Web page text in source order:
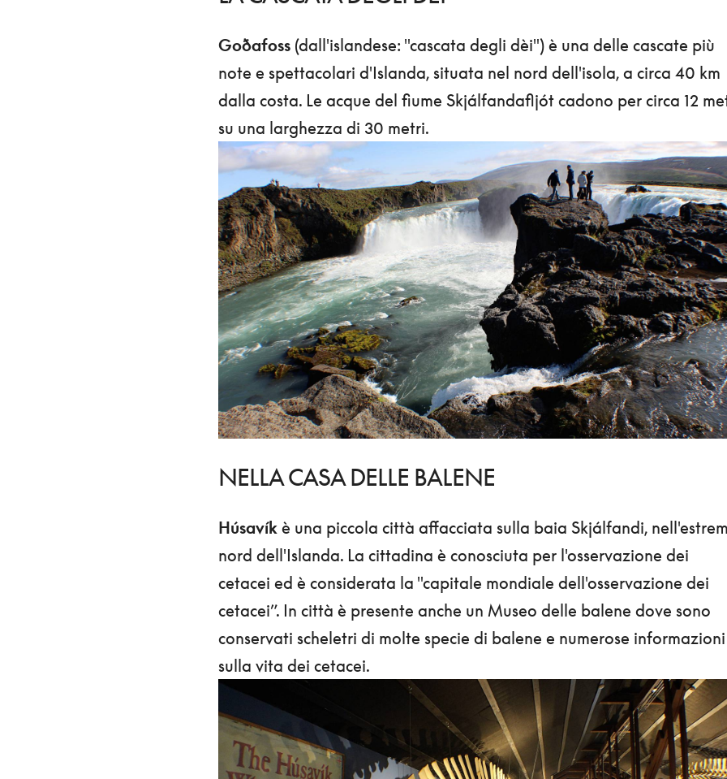
Goðafoss(dall'islandese: "cascata degli dèi") è una delle cascate più
note e spettacolari d'Islanda, situata nel nord dell'isola, a circa 40 km
dalla costa. Le acque del fiume Skjálfandafljót cadono per circa 12
su una larghezza di 30 metri.
NELLA CASA DELLE BALENE
Húsavíkè una piccola città affacciata sulla baia Skjálfandi,
nord dell'Islanda. La cittadina è conosciuta per l'osservazione dei
cetacei ed è considerata la "capitale mondiale dell'osservazione dei
cetacei”. In città è presente anche un Museo delle balene dove sono
conservati scheletri di molte specie di balene e numerose informazioni
sulla vita dei cetacei.